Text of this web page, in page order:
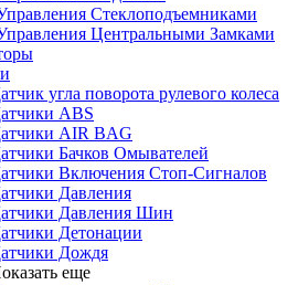
Стеклоподъемниками
Центральными Замками
угла поворота рулевого колеса
ABS
AIR BAG
Бачков Омывателей
Включения Стоп-Сигналов
Давления
Давления Шин
Детонации
Дождя
еще